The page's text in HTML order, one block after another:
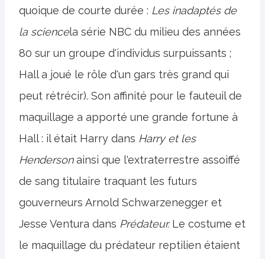
quoique de courte durée : Les inadaptés de
la sciencela série NBC du milieu des années
80 sur un groupe d'individus surpuissants ;
Hall a joué le rôle d'un gars très grand qui
peut rétrécir). Son affinité pour le fauteuil de
maquillage a apporté une grande fortune à
Hall : il était Harry dans Harry et les
Hendersonainsi que l'extraterrestre assoiffé
de sang titulaire traquant les futurs
gouverneurs Arnold Schwarzenegger et
Jesse Ventura dans Prédateur.Le costume et
le maquillage du prédateur reptilien étaient